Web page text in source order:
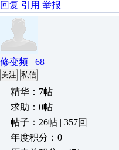
回复 引用 举报
修变频 _68
关注 私信
精华：7帖
求助：0帖
帖子：26帖 | 357回
年度积分：0